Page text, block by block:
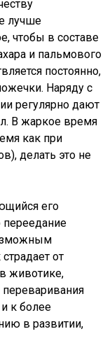
лучше
чтобы в составе
и пальмового
постоянно,
Наряду с
регулярно дают
В жаркое время
как при
делать это не
его
от
животике,
переваривания
к более
в развитии,